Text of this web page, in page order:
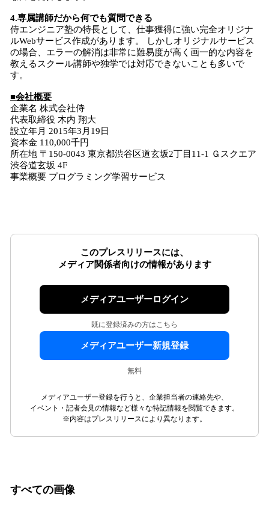
4.専属講師だから何でも質問できる
侍エンジニア塾の特長として、仕事獲得に強い完全オリジナ
ルWebサービス作成があります。 しかしオリジナルサービス
の場合、エラーの解消は非常に難易度が高く画一的な内容を
教えるスクール講師や独学では対応できないことも多いで
す。
■会社概要
企業名 株式会社侍
代表取締役 木内 翔大
設立年月 2015年3月19日
資本金 110,000千円
所在地 〒150-0043 東京都渋谷区道玄坂2丁目11-1 Ｇスクエア
渋谷道玄坂 4F
事業概要 プログラミング学習サービス
このプレスリリースには、
メディア関係者向けの情報があります
メディアユーザーログイン
既に登録済みの方はこちら
メディアユーザー新規登録
無料
メディアユーザー登録を行うと、企業担当者の連絡先や、
イベント・記者会見の情報など様々な特記情報を閲覧できます。
※内容はプレスリリースにより異なります。
すべての画像